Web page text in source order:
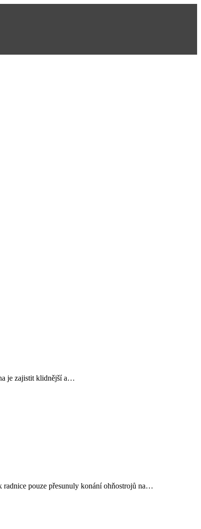
je zajistit klidnější a…
radnice pouze přesunuly konání ohňostrojů na…